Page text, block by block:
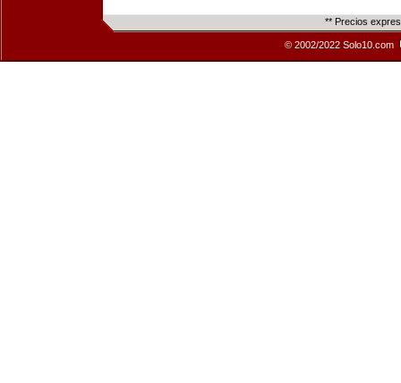
** Precios
© 2002/2022 Solo10.com